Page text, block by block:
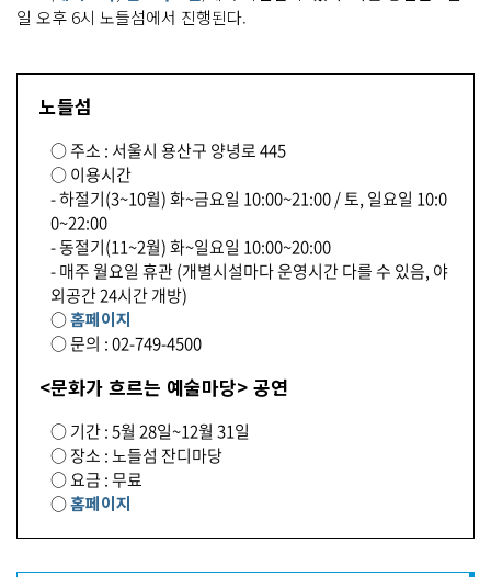
일 오후 6시 노들섬에서 진행된다.
노들섬
○ 주소 : 서울시 용산구 양녕로 445
○ 이용시간
- 하절기(3~10월) 화~금요일 10:00~21:00 / 토, 일요일 10:0
0~22:00
- 동절기(11~2월) 화~일요일 10:00~20:00
- 매주 월요일 휴관 (개별시설마다 운영시간 다를 수 있음, 야
외공간 24시간 개방)
○홈페이지
○ 문의 : 02-749-4500
<문화가 흐르는 예술마당> 공연
○ 기간 : 5월 28일~12월 31일
○ 장소 : 노들섬 잔디마당
○ 요금 : 무료
○홈페이지